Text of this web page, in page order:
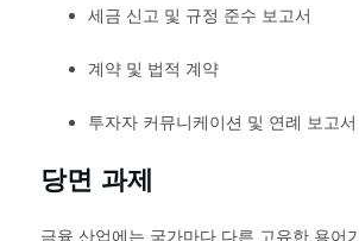
세금 신고 및 규정 준수 보고서
계약 및 법적 계약
투자자 커뮤니케이션 및 연례 보고서
당면 과제
금융 산업에는 국가마다 다른 고유한 용어